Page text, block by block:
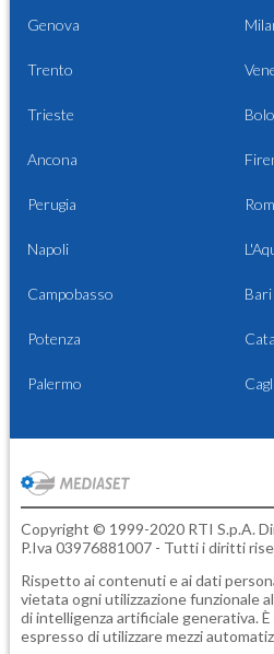
Genova
Trento
Trieste
Ancona
Perugia
Napoli
Campobasso Bari
Potenza
Palermo
Copyright © 1999-2020 RTI S.p.A.
P.Iva 03976881007 - Tutti i diritti
Rispetto ai contenuti e ai dati
vietata ogni utilizzazione funzionale
di intelligenza artificiale generativa.
espresso di utilizzare mezzi